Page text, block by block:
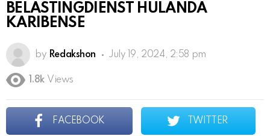
BELASTINGDIENST HULANDA
KARIBENSE
by Redakshon July 19, 2024, 2:58 pm
1.8k Views
FACEBOOK TWITTER